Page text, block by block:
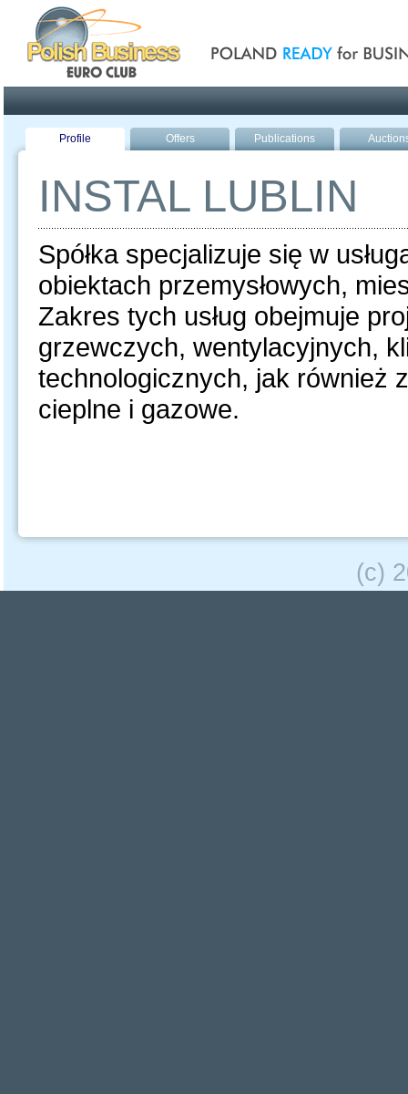
Profile Offers Publications
INSTAL LUBLIN
Spółka specjalizuje się w
obiektach przemysłowych,
Zakres tych usług obejmuje
grzewczych, wentylacyjnych,
technologicznych, jak również
cieplne i gazowe.
(c)